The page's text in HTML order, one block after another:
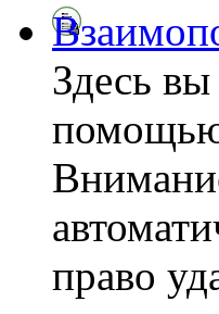
Здесь
право